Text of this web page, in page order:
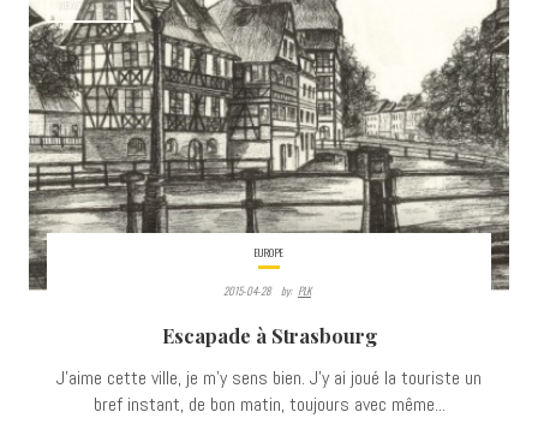
EUROPE
2015-04-28 By: PLK
Escapade à Strasbourg
J'aime cette ville, je m'y sens bien. J'y ai joué la touriste un
bref instant, de bon matin, toujours avec même...